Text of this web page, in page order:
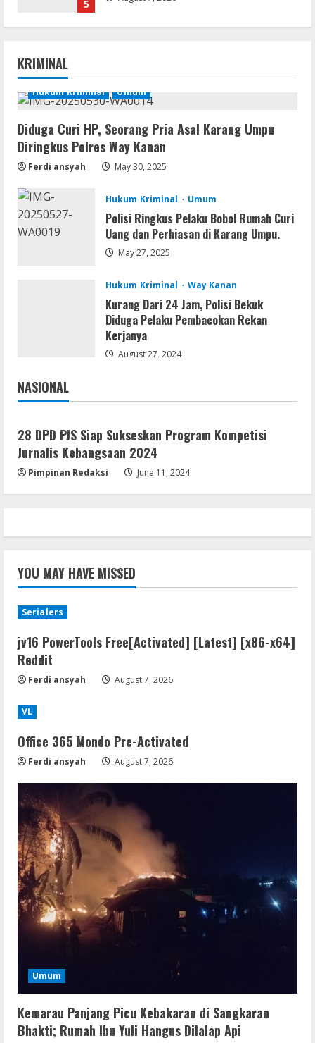
5
1
VL
Office 365 Mondo Pre-Activated
August 7, 2026
Umum
Kemarau Panjang Picu Kebakaran di
Sangkaran Bhakti; Rumah Ibu Yuli
Hangus Dilalap Api
August 7, 2026
Serialers
Adobe Acrobat Pro 2021 Portable only
[100% Worked] [Windows] 2025
5
VL
Image .tоr𝚛еnt
August 7, 2026
KRIMINAL
Hukum Kriminal Umum
Diduga Curi HP, Seorang Pria Asal Karang Umpu
Diringkus Polres Way Kanan
Ferdi ansyah May 30, 2025
Hukum Kriminal Umum
Polisi Ringkus Pelaku Bobol Rumah Curi
Uang dan Perhiasan di Karang Umpu.
May 27, 2025
Hukum Kriminal Way Kanan
Kurang Dari 24 Jam, Polisi Bekuk
Diduga Pelaku Pembacokan Rekan
Kerjanya
August 27, 2024
NASIONAL
Jakarta
28 DPD PJS Siap Sukseskan Program Kompetisi
Jurnalis Kebangsaan 2024
Pimpinan Redaksi June 11, 2024
YOU MAY HAVE MISSED
Serialers
jv16 PowerTools Free[Activated] [Latest] [x86-x64]
Reddit
Ferdi ansyah August 7, 2026
VL
Office 365 Mondo Pre-Activated
Ferdi ansyah August 7, 2026
Umum
Kemarau Panjang Picu Kebakaran di Sangkaran
Bhakti; Rumah Ibu Yuli Hangus Dilalap Api